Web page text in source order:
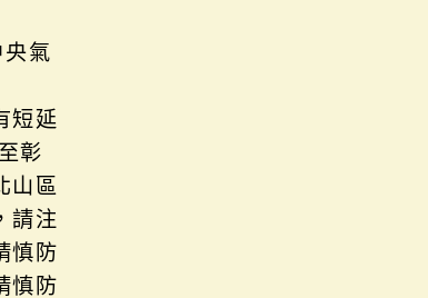
氣
短延
彰
山區
請注
慎防
慎防